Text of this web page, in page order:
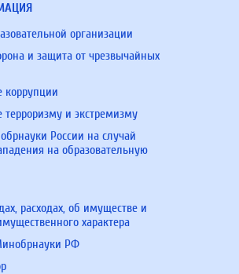
организации
и защита от чрезвычайных
коррупции
терроризму и экстремизму
России на случай
на образовательную
расходах, об имуществе и
характера
РФ